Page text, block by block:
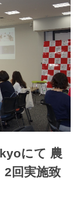
にて 農
回実施致